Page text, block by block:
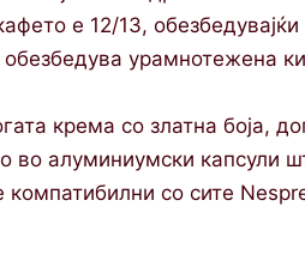
е 12/13,
урамнотежена
крема со златна боја,
во алуминиумски капсули
компатибилни со сите